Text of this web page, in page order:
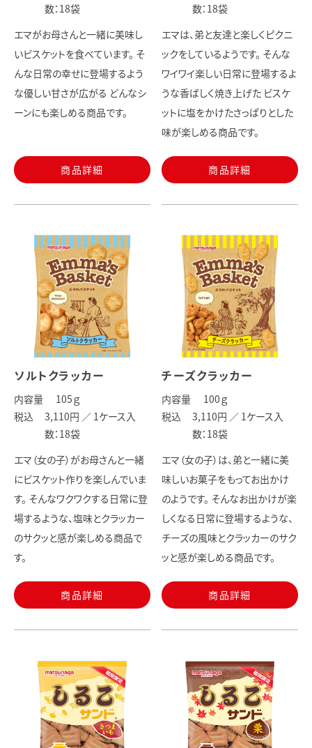
数：18袋
エマがお母さんと一緒に美味し
いビスケットを食べています。 そ
んな日常の幸せに登場するよう
な優しい甘さが広がる どんなシ
ーンにも楽しめる商品です。
商品詳細
数：18袋
エマは、弟と友達と楽しくピクニ
ックをしているようです。 そんな
ワイワイ楽しい日常に登場するよ
うな香ばしく焼き上げた ビスケ
ットに塩をかけたさっぱりとした
味が楽しめる商品です。
商品詳細
ソルトクラッカー
内容量 105ｇ
税込
3,110円 ／ 1ケース入
数：18袋
エマ（女の子）がお母さんと一緒
にビスケット作りを楽しんでいま
す。 そんなワクワクする日常に登
場するような、塩味とクラッカー
のサクッと感が楽しめる商品で
す。
商品詳細
チーズクラッカー
内容量 100ｇ
税込
3,110円 ／ 1ケース入
数：18袋
エマ（女の子）は、弟と一緒に美
味しいお菓子をもってお出かけ
のようです。 そんなお出かけが楽
しくなる日常に登場するような、
チーズの風味とクラッカーのサク
ッと感が楽しめる商品です。
商品詳細